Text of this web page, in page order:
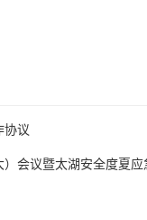
协议
会议暨太湖安全度夏